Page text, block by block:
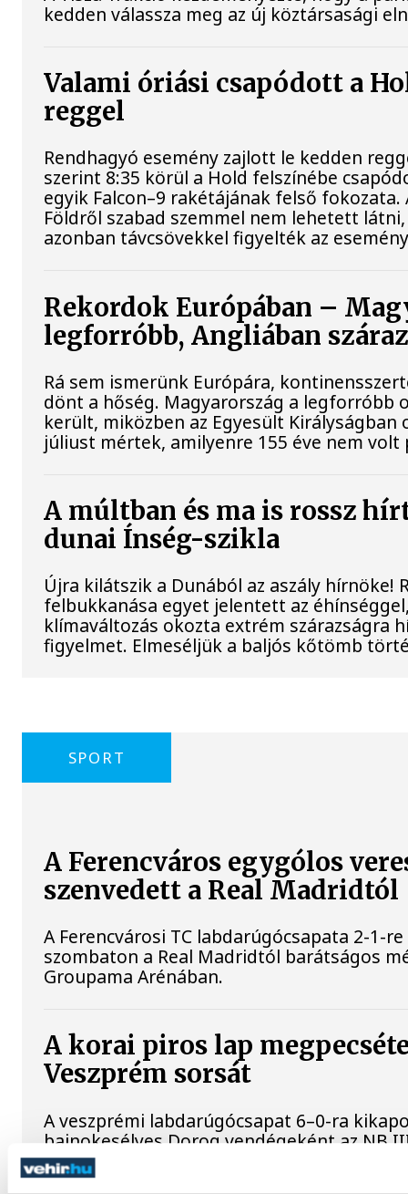
kedden válassza meg az új köztársasági
Valami óriási csapódott a
reggel
Rendhagyó esemény zajlott le kedden
szerint 8:35 körül a Hold felszínébe
egyik Falcon–9 rakétájának felső fokozata.
Földről szabad szemmel nem lehetett
azonban távcsövekkel figyelték az
Rekordok Európában –
legforróbb, Angliában
Rá sem ismerünk Európára,
dönt a hőség. Magyarország a legforróbb
került, miközben az Egyesült Királyságban
júliust mértek, amilyenre 155 éve nem
A múltban és ma is rossz
dunai Ínség-szikla
Újra kilátszik a Dunából az aszály hírnöke!
felbukkanása egyet jelentett az
klímaváltozás okozta extrém szárazságra
figyelmet. Elmeséljük a baljós kőtömb
SPORT
A Ferencváros egygólos
szenvedett a Real Madridtól
A Ferencvárosi TC labdarúgócsapata 2-1-
szombaton a Real Madridtól barátságos
Groupama Arénában.
A korai piros lap
Veszprém sorsát
A veszprémi labdarúgócsapat 6–0-ra
bajnokesélyes Dorog vendégeként az NB
csoportjának 3. fordulójában. A bakonyiak
emberhátrányban játszottak.